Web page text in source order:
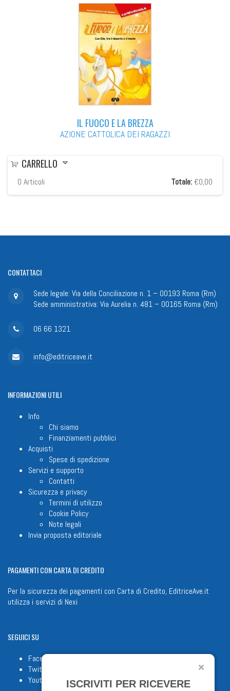
IL FUOCO E LA BREZZA
AZIONE CATTOLICA DEI RAGAZZI
CARRELLO
0 Articoli Totale: €0,00
CONTATTACI
Sede legale: Via della Conciliazione n. 1 – 00193 Roma (Rm)
Sede amministrativa: Via Aurelia n. 481 – 00165 Roma (Rm)
06 66 1321
info@editriceave.it
INFORMAZIONIUTILI
Info
Chi siamo
Finanziamenti pubblici
Acquisti
Spese di spedizione
Servizi e supporto
Contatti
Sicurezza e privacy
Termini di utilizzo
Cookie Policy
Note legali
Invia proposta editoriale
PAGAMENTICON CARTA DI CREDITO
Per la sicurezza dei pagamenti con Carta di Credito, EditriceAve.it
utilizza i servizi di Nexi
SEGUICISU
Facebook
Twitter
Youtube
ISCRIVITI PER RICEVERE